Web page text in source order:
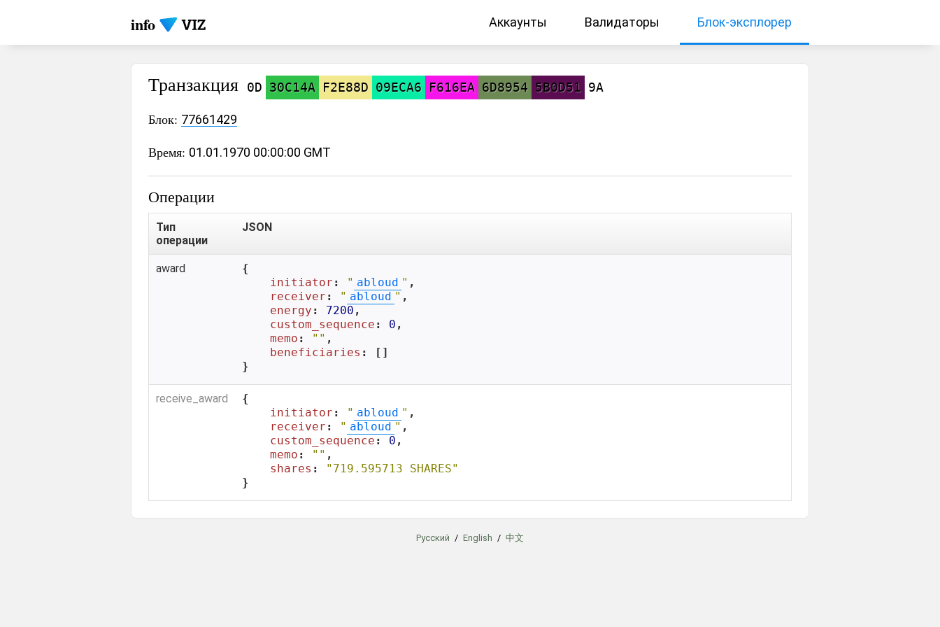
info Аккаунты Валидаторы Блок-эксплорер
Транзакция 0D 30C14A F2E88D 09ECA6 F616EA 6D8954 5B0D51 9A
Блок: 77661429
Время: 01.01.1970 00:00:00 GMT
Операции
Тип
операции
JSON
award
{
initiator : " abloud " ,
receiver : " abloud " ,
energy : 7200 ,
custom_sequence : 0 ,
memo : "" ,
beneficiaries : []
}
receive_award
{
initiator : " abloud " ,
receiver : " abloud " ,
custom_sequence : 0 ,
memo : "" ,
shares :
"719.595713 SHARES"
}
Русский / English / 中文